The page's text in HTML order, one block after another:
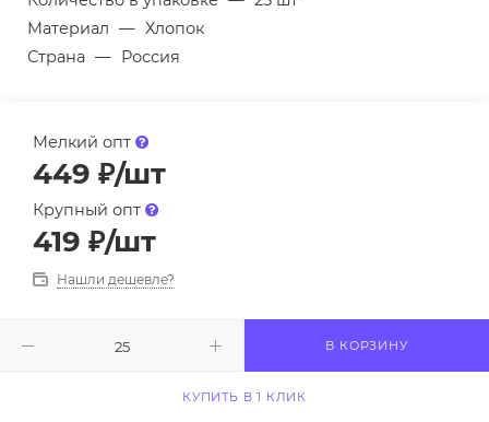
Материал — Хлопок
Страна — Россия
Мелкий опт
449 ₽/шт
Крупный опт
419 ₽/шт
Нашли дешевле?
В КОРЗИНУ
КУПИТЬ В 1 КЛИК